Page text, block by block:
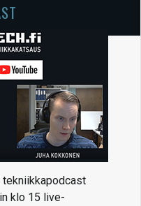
klo 15 live-